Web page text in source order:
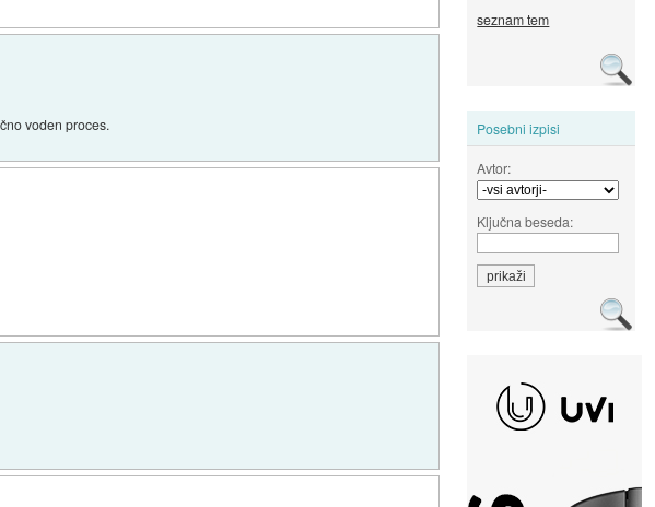
seznam tem
Posebni izpisi
Avtor:
Ključna beseda:
voden proces.